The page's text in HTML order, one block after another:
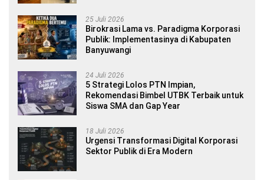
25 Juli 2026
Birokrasi Lama vs. Paradigma Korporasi
Publik: Implementasinya di Kabupaten
Banyuwangi
24 Juli 2026
5 Strategi Lolos PTN Impian,
Rekomendasi Bimbel UTBK Terbaik untuk
Siswa SMA dan Gap Year
18 Juli 2026
Urgensi Transformasi Digital Korporasi
Sektor Publik di Era Modern